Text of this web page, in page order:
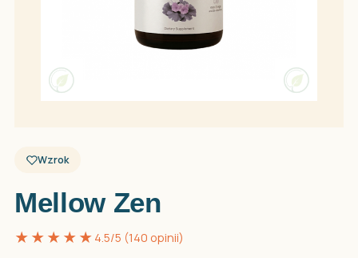
Wzrok
Mellow Zen
★★★★★ 4.5/5 (140 opinii)